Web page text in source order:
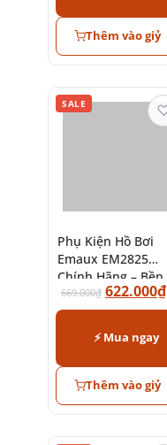
Thêm vào giỷ
SALE
Phụ Kiện Hồ Bơi
Emaux EM2825
Chính Hãng – Bền
Bỉ, Dễ Lắp Đặt
669.000₫ 622.000₫
⚡ Mua ngay
Thêm vào giỷ